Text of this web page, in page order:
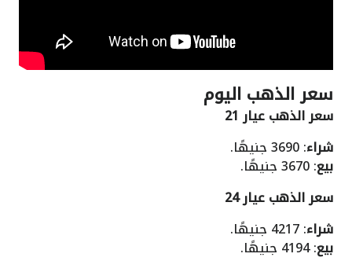
سعر الذهب اليوم
سعر الذهب عيار 21
شراء: 3690 جنيهًا.
بيع: 3670 جنيهًا.
سعر الذهب عيار 24
شراء: 4217 جنيهًا.
بيع: 4194 جنيهًا.